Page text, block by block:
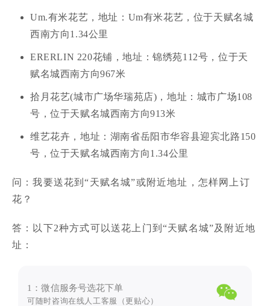
Um.有米花艺，地址：Um有米花艺，位于天赋名城
西南方向1.34公里
ERERLIN 220花铺，地址：锦绣苑112号，位于天
赋名城西南方向967米
拾月花艺(城市广场华瑞苑店)，地址：城市广场108
号，位于天赋名城西南方向913米
维艺花卉，地址：湖南省岳阳市华容县迎宾北路150
号，位于天赋名城西南方向1.34公里
问：我要送花到“天赋名城”或附近地址，怎样网上订
花？
答：以下2种方式可以送花上门到“天赋名城”及附近地
址：
1：微信服务号选花下单
可随时咨询在线人工客服（更贴心）